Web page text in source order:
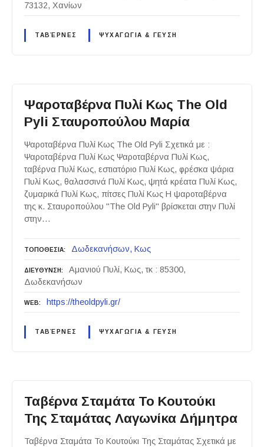
73132, Χανίων
ΤΑΒΈΡΝΕΣ ΨΥΧΑΓΩΓΙΑ & ΓΕΥΣΗ
Ψαροταβέρνα Πυλί Κως The Old
Pyli Σταυροπούλου Μαρία
Ψαροταβέρνα Πυλί Κως The Old Pyli Σχετικά με :
Ψαροταβέρνα Πυλί Κως Ψαροταβέρνα Πυλί Κως,
ταβέρνα Πυλί Κως, εστιατόριο Πυλί Κως, φρέσκα ψάρια
Πυλί Κως, θαλασσινά Πυλί Κως, ψητά κρέατα Πυλί Κως,
ζυμαρικά Πυλί Κως, πίτσες Πυλί Κως Η ψαροταβέρνα
της κ. Σταυροπούλου "The Old Pyli" βρίσκεται στην Πυλί
στην…
ΤΟΠΟΘΕΣΙΑ Δωδεκανήσων Κως
ΔΙΕΥΘΥΝΣΗ
Αμανιού Πυλί, Κως, τκ : 85300,
Δωδεκανήσων
WEB https://theoldpyli.gr/
ΤΑΒΈΡΝΕΣ ΨΥΧΑΓΩΓΙΑ & ΓΕΥΣΗ
Ταβέρνα Σταμάτα Το Κουτούκι
Της Σταμάτας Λαγωνίκα Δήμητρα
Ταβέρνα Σταμάτα Το Κουτούκι Της Σταμάτας Σχετικά με